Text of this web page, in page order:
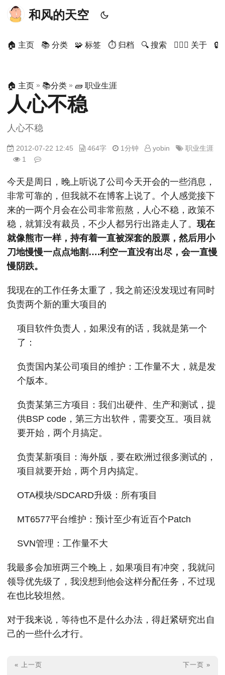
和风的天空
🏠 主页 📚 分类 🧩 标签 ⏱ 归档 🔍 搜索 🙋🏻‍♂️ 关于 🔒
🏠 主页 » 📚分类 » 🧱 职业生涯
人心不稳
人心不稳
2012-07-22 12:45 464字 1分钟 yobin
职业生涯
1
今天是周日，晚上听说了公司今天开会的一些消息，
非常可靠的，但我就不在博客上说了。个人感觉接下
来的一两个月会在公司非常煎熬，人心不稳，政策不
稳，就算没有裁员，不少人都另行出路走人了。 现在
就像熊市一样，持有着一直被深套的股票，然后用小
刀地慢慢一点点地割….利空一直没有出尽，会一直慢
慢阴跌。
我现在的工作任务太重了，我之前还没发现过有同时
负责两个新的重大项目的
项目软件负责人，如果没有的话，我就是第一个
了：
负责国内某公司项目的维护：工作量不大，就是发
个版本。
负责某第三方项目：我们出硬件、生产和测试，提
供BSP code，第三方出软件，需要交互。项目就
要开始，两个月搞定。
负责某新项目：海外版，要在欧洲过很多测试的，
项目就要开始，两个月内搞定。
OTA模块/SDCARD升级：所有项目
MT6577平台维护：预计至少有近百个Patch
SVN管理：工作量不大
我最多会加班两三个晚上，如果项目有冲突，我就问
领导优先级了，我没想到他会这样分配任务，不过现
在也比较坦然。
对于我来说，等待也不是什么办法，得赶紧研究出自
己的一些什么才行。
« 上一页 下一页 »